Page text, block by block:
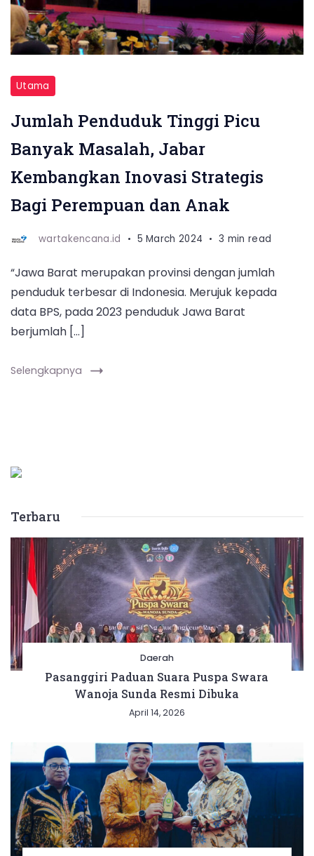
Utama
Jumlah Penduduk Tinggi Picu
Banyak Masalah, Jabar
Kembangkan Inovasi Strategis
Bagi Perempuan dan Anak
wartakencana.id 5 March 2024 3 min read
“Jawa Barat merupakan provinsi dengan jumlah
penduduk terbesar di Indonesia. Merujuk kepada
data BPS, pada 2023 penduduk Jawa Barat
berjumlah […]
Selengkapnya
Terbaru
Daerah
Pasanggiri Paduan Suara Puspa Swara
Wanoja Sunda Resmi Dibuka
April 14, 2026